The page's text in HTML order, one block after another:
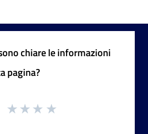
chiare le informazioni
pagina?